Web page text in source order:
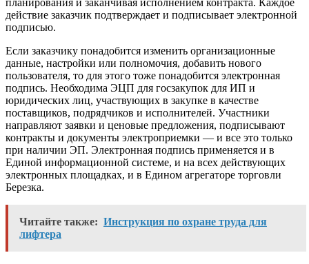
действие заказчик подтверждает и подписывает электронной
подписью.
Если заказчику понадобится изменить организационные
данные, настройки или полномочия, добавить нового
пользователя, то для этого тоже понадобится электронная
подпись. Необходима ЭЦП для госзакупок для ИП и
юридических лиц, участвующих в закупке в качестве
поставщиков, подрядчиков и исполнителей. Участники
направляют заявки и ценовые предложения, подписывают
контракты и документы электроприемки — и все это только
при наличии ЭП. Электронная подпись применяется и в
Единой информационной системе, и на всех действующих
электронных площадках, и в Едином агрегаторе торговли
Березка.
Читайте также: Инструкция по охране труда для
лифтера